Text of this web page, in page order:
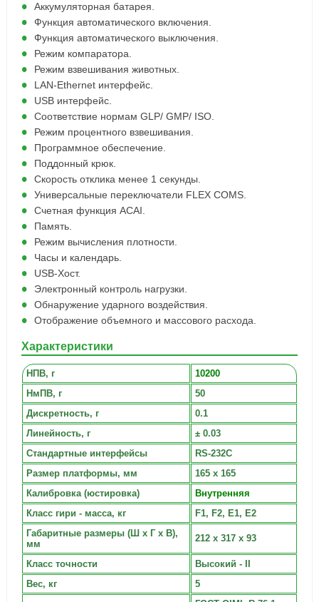
Аккумуляторная батарея.
Функция автоматического включения.
Функция автоматического выключения.
Режим компаратора.
Режим взвешивания животных.
LAN-Ethernet интерфейс.
USB интерфейс.
Соответствие нормам GLP/ GMP/ ISO.
Режим процентного взвешивания.
Программное обеспечение.
Поддонный крюк.
Скорость отклика менее 1 секунды.
Универсальные переключатели FLEX COMS.
Счетная функция ACAI.
Память.
Режим вычисления плотности.
Часы и календарь.
USB-Хост.
Электронный контроль нагрузки.
Обнаружение ударного воздействия.
Отображение объемного и массового расхода.
Характеристики
НПВ, г
10200
НмПВ, г
50
Дискретность, г
0.1
Линейность, г
± 0.03
Стандартные интерфейсы
RS-232C
Размер платформы, мм
165 х 165
Калибровка (юстировка)
Внутренняя
Класс гири - масса, кг
F1, F2, E1, E2
Габаритные размеры (Ш х Г х В),
мм
212 x 317 x 93
Класс точности
Высокий - II
Вес, кг
5